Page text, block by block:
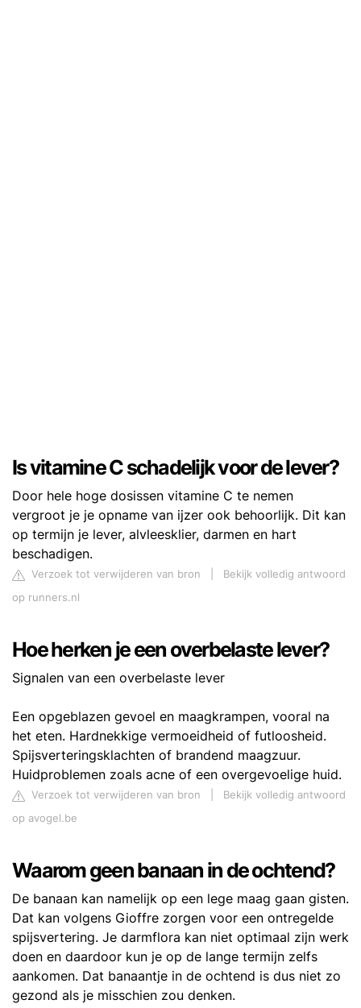
Is vitamine C schadelijk voor de lever?
Door hele hoge dosissen vitamine C te nemen
vergroot je je opname van ijzer ook behoorlijk. Dit kan
op termijn je lever, alvleesklier, darmen en hart
beschadigen.
Verzoek tot verwijderen van bron
Bekijk volledig antwoord
op runners.nl
Hoe herken je een overbelaste lever?
Signalen van een overbelaste lever
Een opgeblazen gevoel en maagkrampen, vooral na
het eten. Hardnekkige vermoeidheid of futloosheid.
Spijsverteringsklachten of brandend maagzuur.
Huidproblemen zoals acne of een overgevoelige huid.
Verzoek tot verwijderen van bron
Bekijk volledig antwoord
op avogel.be
Waarom geen banaan in de ochtend?
De banaan kan namelijk op een lege maag gaan gisten.
Dat kan volgens Gioffre zorgen voor een ontregelde
spijsvertering. Je darmflora kan niet optimaal zijn werk
doen en daardoor kun je op de lange termijn zelfs
aankomen. Dat banaantje in de ochtend is dus niet zo
gezond als je misschien zou denken.